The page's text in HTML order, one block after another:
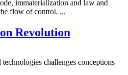
immaterialization and law and
flow of control. ...
Revolution
challenges conceptions